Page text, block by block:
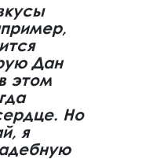
Дан
этом
Но
я